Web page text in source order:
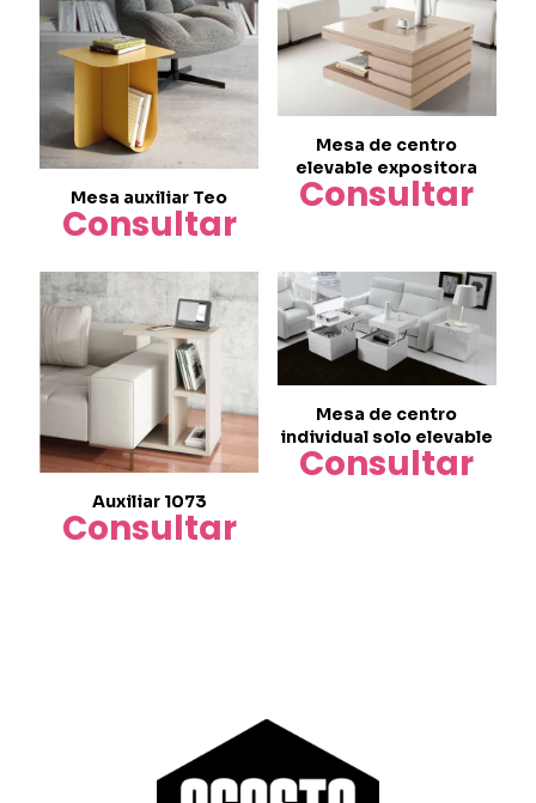
Mesa auxiliar Teo
Consultar
Mesa de centro
elevable expositora
Consultar
Auxiliar 1073
Consultar
elegir
Mesa de centro
individual solo elevable
Consultar